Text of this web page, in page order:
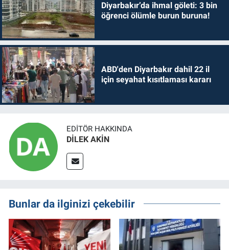
Diyarbakır’da ihmal göleti: 3 bin
öğrenci ölümle burun buruna!
ABD'den Diyarbakır dahil 22 il
için seyahat kısıtlaması kararı
EDITÖR HAKKINDA
DİLEK AKİN
Bunlar da ilginizi çekebilir